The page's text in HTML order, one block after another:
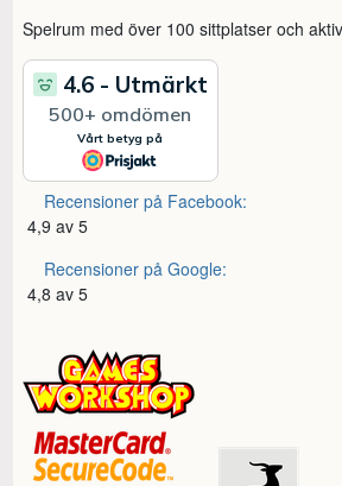
Spelrum med över 100 sittplatser och
Recensioner på Facebook:
4,9 av 5
Recensioner på Google:
4,8 av 5